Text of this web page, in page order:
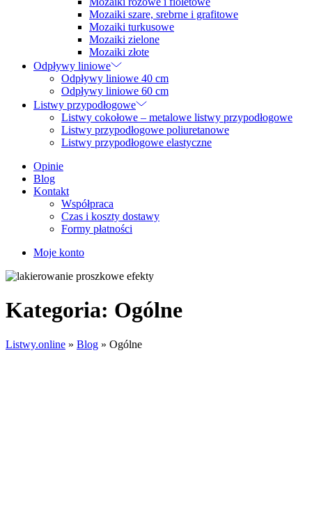
Mozaiki szare, srebrne i grafitowe
Mozaiki turkusowe
Mozaiki zielone
Mozaiki złote
Odpływy liniowe
Odpływy liniowe 40 cm
Odpływy liniowe 60 cm
Listwy przypodłogowe
Listwy cokołowe – metalowe listwy przypodłogowe
Listwy przypodłogowe poliuretanowe
Listwy przypodłogowe elastyczne
Opinie
Blog
Kontakt
Współpraca
Czas i koszty dostawy
Formy płatności
Moje konto
Kategoria: Ogólne
Listwy.online » Blog » Ogólne